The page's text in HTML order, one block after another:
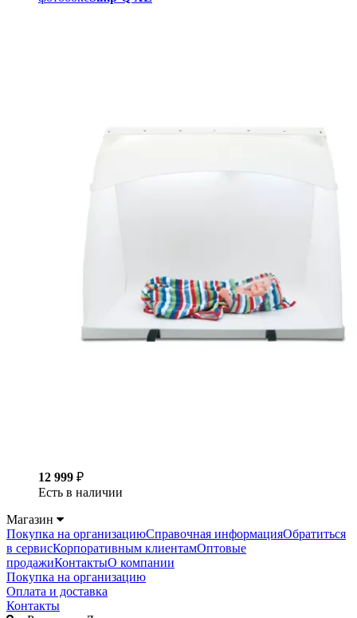
12 999 ₽
Есть в наличии
Магазин
Покупка на организациюСправочная информацияОбратиться
в сервисКорпоративным клиентамОптовые
продажиКонтактыО компании
Покупка на организацию
Оплата и доставка
Контакты